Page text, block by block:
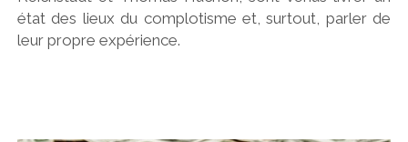
état des lieux du complotisme et, surtout, parler de
leur propre expérience.